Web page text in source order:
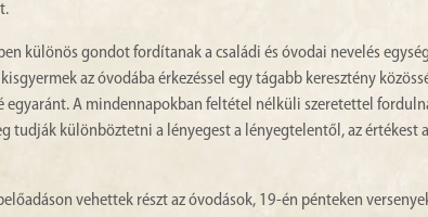
különös gondot fordítanak a családi és óvodai nevelés
az óvodába érkezéssel egy tágabb keresztény
A mindennapokban feltétel nélküli szeretettel
tudják különböztetni a lényegest a lényegtelentől, az értékest
vehettek részt az óvodások, 19-én pénteken